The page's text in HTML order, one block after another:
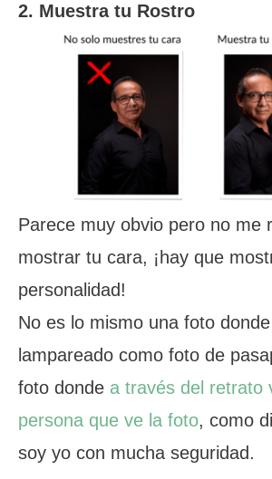
2. Muestra tu Rostro
Parece muy obvio pero no me
mostrar tu cara, ¡hay que
personalidad!
No es lo mismo una foto
lampareado como foto de
foto donde a través del retrato
persona que ve la foto, como
soy yo con mucha seguridad.